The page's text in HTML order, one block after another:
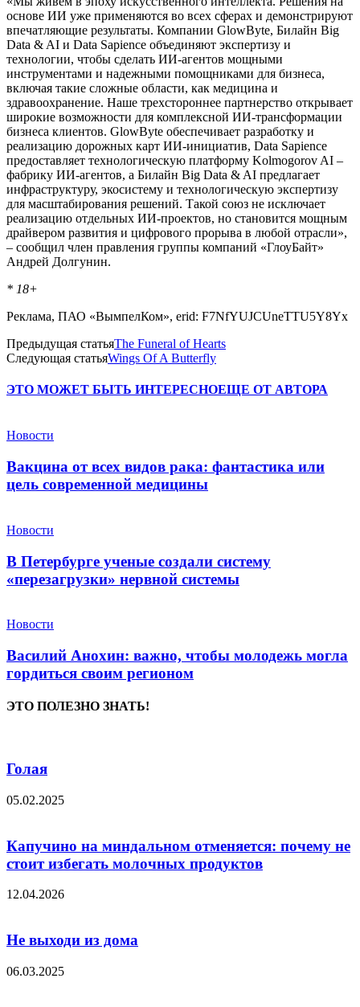
основе ИИ уже применяются во всех сферах и демонстрируют
впечатляющие результаты. Компании GlowByte, Билайн Big
Data & AI и Data Sapience объединяют экспертизу и
технологии, чтобы сделать ИИ-агентов мощными
инструментами и надежными помощниками для бизнеса,
включая такие сложные области, как медицина и
здравоохранение. Наше трехстороннее партнерство открывает
широкие возможности для комплексной ИИ-трансформации
бизнеса клиентов. GlowByte обеспечивает разработку и
реализацию дорожных карт ИИ-инициатив, Data Sapience
предоставляет технологическую платформу Kolmogorov AI –
фабрику ИИ-агентов, а Билайн Big Data & AI предлагает
инфраструктуру, экосистему и технологическую экспертизу
для масштабирования решений. Такой союз не исключает
реализацию отдельных ИИ-проектов, но становится мощным
драйвером развития и цифрового прорыва в любой отрасли»,
– сообщил член правления группы компаний «ГлоуБайт»
Андрей Долгунин.
* 18+
Реклама, ПАО «ВымпелКом», erid: F7NfYUJCUneTTU5Y8Yx
Предыдущая статьяThe Funeral of Hearts
Следующая статьяWings Of A Butterfly
ЭТО МОЖЕТ БЫТЬ ИНТЕРЕСНОЕЩЕ ОТ АВТОРА
Новости
Вакцина от всех видов рака: фантастика или
цель современной медицины
Новости
В Петербурге ученые создали систему
«перезагрузки» нервной системы
Новости
Василий Анохин: важно, чтобы молодежь могла
гордиться своим регионом
ЭТО ПОЛЕЗНО ЗНАТЬ!
Голая
05.02.2025
Капучино на миндальном отменяется: почему не
стоит избегать молочных продуктов
12.04.2026
Не выходи из дома
06.03.2025